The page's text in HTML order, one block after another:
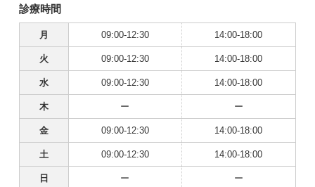
診療時間
月 09:00-12:30 14:00-18:00
火 09:00-12:30 14:00-18:00
水 09:00-12:30 14:00-18:00
木 ー ー
金 09:00-12:30 14:00-18:00
土 09:00-12:30 14:00-18:00
日 ー ー